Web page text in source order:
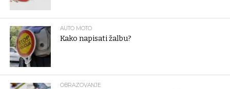
AUTO MOTO
Kako napisati žalbu?
OBRAZOVANJE